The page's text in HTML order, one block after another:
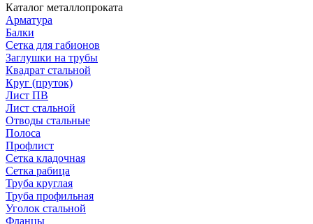
Каталог металлопроката
Арматура
Балки
Сетка для габионов
Заглушки на трубы
Квадрат стальной
Круг (пруток)
Лист ПВ
Лист стальной
Отводы стальные
Полоса
Профлист
Сетка кладочная
Сетка рабица
Труба круглая
Труба профильная
Уголок стальной
Фланцы